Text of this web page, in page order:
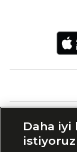
Daha
istiyoruz